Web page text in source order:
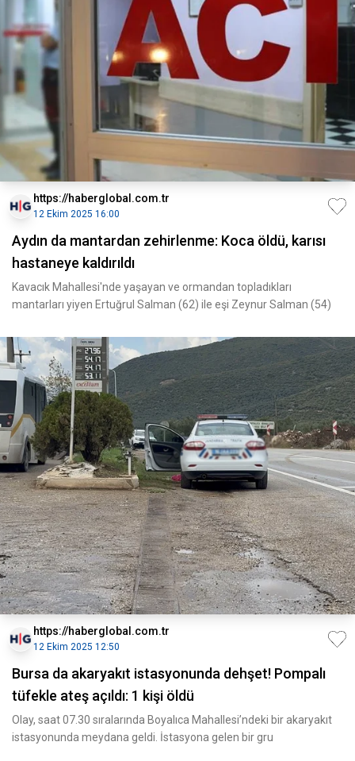
https://haberglobal.com.tr
12 Ekim 2025 16:00
Aydın da mantardan zehirlenme: Koca öldü, karısı
hastaneye kaldırıldı
Kavacık Mahallesi'nde yaşayan ve ormandan topladıkları
mantarları yiyen Ertuğrul Salman (62) ile eşi Zeynur Salman (54)
https://haberglobal.com.tr
12 Ekim 2025 12:50
Bursa da akaryakıt istasyonunda dehşet! Pompalı
tüfekle ateş açıldı: 1 kişi öldü
Olay, saat 07.30 sıralarında Boyalıca Mahallesi’ndeki bir akaryakıt
istasyonunda meydana geldi. İstasyona gelen bir gru